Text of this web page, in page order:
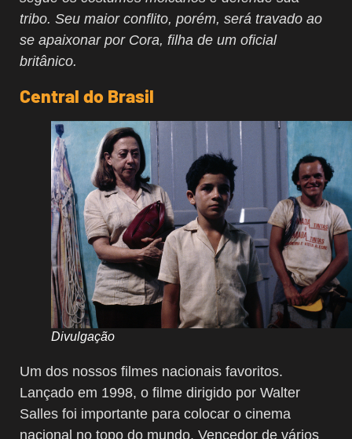
tribo. Seu maior conflito, porém, será travado ao
se apaixonar por Cora, filha de um oficial
britânico.
Central do Brasil
Divulgação
Um dos nossos filmes nacionais favoritos.
Lançado em 1998, o filme dirigido por Walter
Salles foi importante para colocar o cinema
nacional no topo do mundo. Vencedor de vários